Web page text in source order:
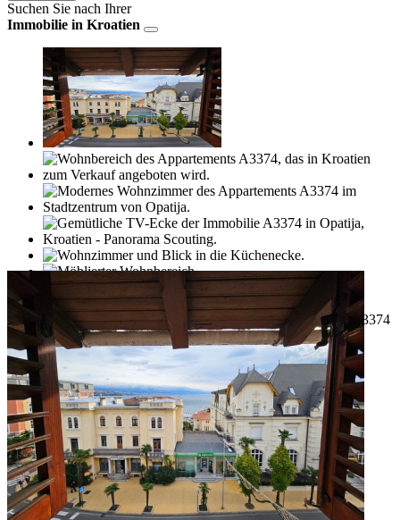
Suchen Sie nach Ihrer
Immobilie in Kroatien